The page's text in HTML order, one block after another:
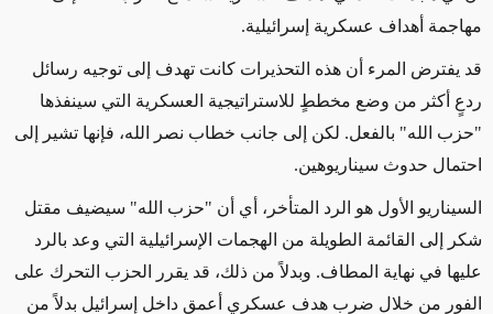
مهاجمة أهداف عسكرية إسرائيلية.
قد يفترض المرء أن هذه التحذيرات كانت تهدف إلى توجيه رسائل
ردعٍ أكثر من وضع مخططٍ للاستراتيجية العسكرية التي سينفذها
"حزب الله" بالفعل. لكن إلى جانب خطاب نصر الله، فإنها تشير إلى
احتمال حدوث سيناريوهين.
السيناريو الأول هو الرد المتأخر، أي أن "حزب الله" سيضيف مقتل
شكر إلى القائمة الطويلة من الهجمات الإسرائيلية التي وعد بالرد
عليها في نهاية المطاف. وبدلاً من ذلك، قد يقرر الحزب التحرك على
الفور من خلال ضرب هدف عسكري أعمق داخل إسرائيل بدلاً من